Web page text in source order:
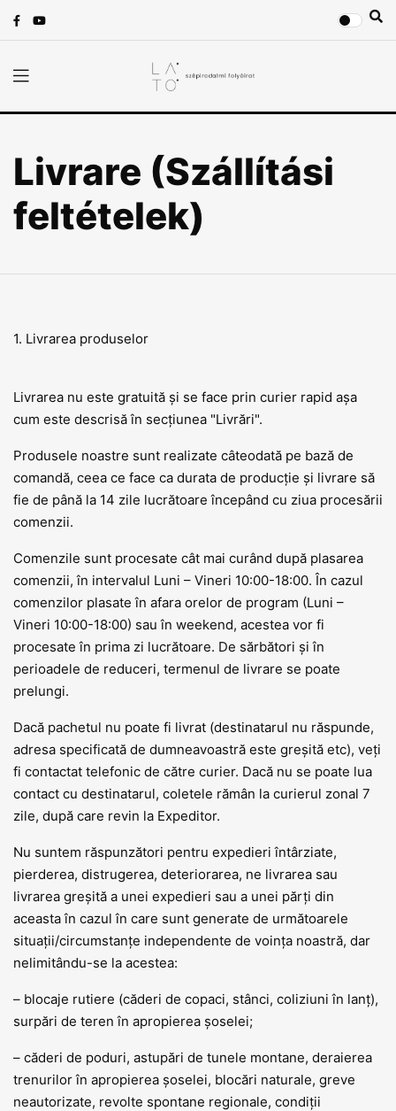
Livrare (Szállítási
feltételek)
1. Livrarea produselor
Livrarea nu este gratuită și se face prin curier rapid așa
cum este descrisă în secțiunea "Livrări".
Produsele noastre sunt realizate câteodată pe bază de
comandă, ceea ce face ca durata de producție și livrare să
fie de până la 14 zile lucrătoare începând cu ziua procesării
comenzii.
Comenzile sunt procesate cât mai curând după plasarea
comenzii, în intervalul Luni – Vineri 10:00-18:00. În cazul
comenzilor plasate în afara orelor de program (Luni –
Vineri 10:00-18:00) sau în weekend, acestea vor fi
procesate în prima zi lucrătoare. De sărbători și în
perioadele de reduceri, termenul de livrare se poate
prelungi.
Dacă pachetul nu poate fi livrat (destinatarul nu răspunde,
adresa specificată de dumneavoastră este greșită etc), veți
fi contactat telefonic de către curier. Dacă nu se poate lua
contact cu destinatarul, coletele rămân la curierul zonal 7
zile, după care revin la Expeditor.
Nu suntem răspunzători pentru expedieri întârziate,
pierderea, distrugerea, deteriorarea, ne livrarea sau
livrarea greșită a unei expedieri sau a unei părți din
aceasta în cazul în care sunt generate de următoarele
situații/circumstanțe independente de voința noastră, dar
nelimitându-se la acestea:
– blocaje rutiere (căderi de copaci, stânci, coliziuni în lanț),
surpări de teren în apropierea șoselei;
– căderi de poduri, astupări de tunele montane, deraierea
trenurilor în apropierea șoselei, blocări naturale, greve
neautorizate, revolte spontane regionale, condiții